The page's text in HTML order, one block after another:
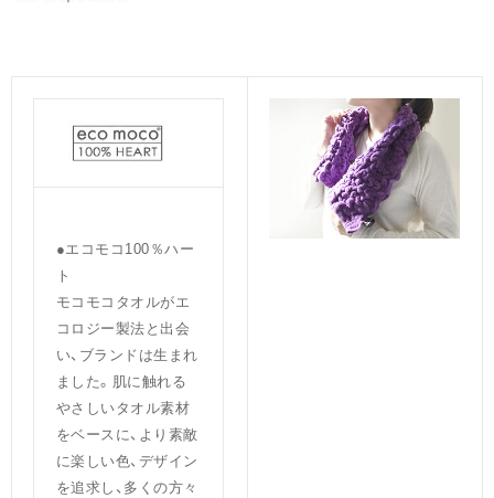
●エコモコ100％ハー
ト
モコモコタオルがエ
コロジー製法と出会
い、ブランドは生まれ
ました。肌に触れる
やさしいタオル素材
をベースに、より素敵
に楽しい色、デザイン
を追求し、多くの方々